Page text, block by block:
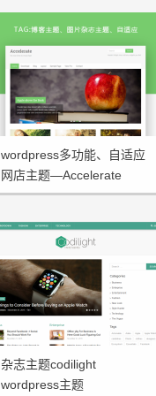
wordpress多功能、自适应
网店主题—Accelerate
1.3.2
杂志主题codilight
wordpress主题